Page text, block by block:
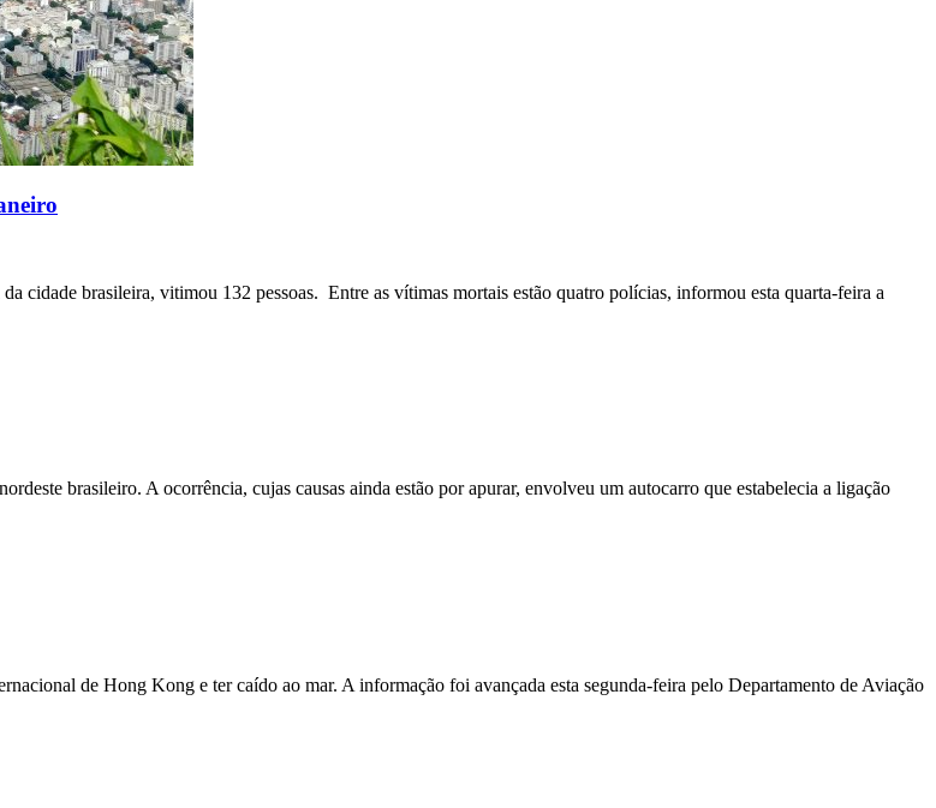
cidade brasileira, vitimou 132 pessoas. Entre as vítimas mortais estão quatro polícias, informou esta quarta-feira a
brasileiro. A ocorrência, cujas causas ainda estão por apurar, envolveu um autocarro que estabelecia a ligação
de Hong Kong e ter caído ao mar. A informação foi avançada esta segunda-feira pelo Departamento de Aviação